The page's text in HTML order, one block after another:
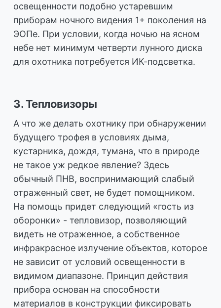
освещенности подобно устаревшим
приборам ночного видения 1+ поколения на
ЭОПе. При условии, когда ночью на ясном
небе нет минимум четверти лунного диска
для охотника потребуется ИК-подсветка.
3. Тепловизоры
А что же делать охотнику при обнаружении
будущего трофея в условиях дыма,
кустарника, дождя, тумана, что в природе
не такое уж редкое явление? Здесь
обычный ПНВ, воспринимающий слабый
отраженный свет, не будет помощником.
На помощь придет следующий «гость из
оборонки» - тепловизор, позволяющий
видеть не отраженное, а собственное
инфракрасное излучение объектов, которое
не зависит от условий освещенности в
видимом диапазоне. Принцип действия
прибора основан на способности
материалов в конструкции фиксировать